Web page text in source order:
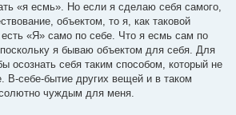
«я есмь». Но если я сделаю себя самого,
объектом, то я, как таковой
есть «Я» само по себе. Что я есмь сам по
я бываю объектом для себя. Для
осознать себя таким способом, который не
В-себе-бытие других вещей и в таком
чуждым для меня.